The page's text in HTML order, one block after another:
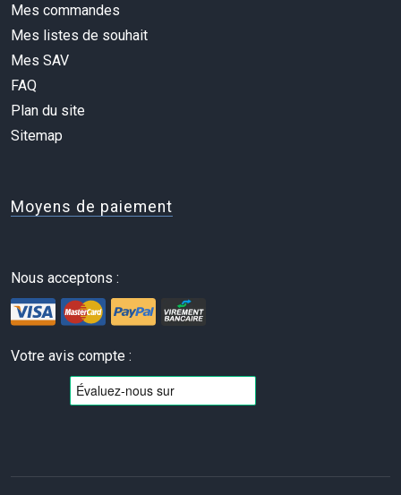
Mes commandes
Mes listes de souhait
Mes SAV
FAQ
Plan du site
Sitemap
Moyens de paiement
Nous acceptons :
Votre avis compte :